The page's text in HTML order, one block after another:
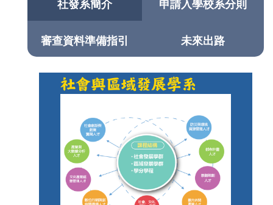
社發系簡介 申請入學校系分則
審查資料準備指引 未來出路